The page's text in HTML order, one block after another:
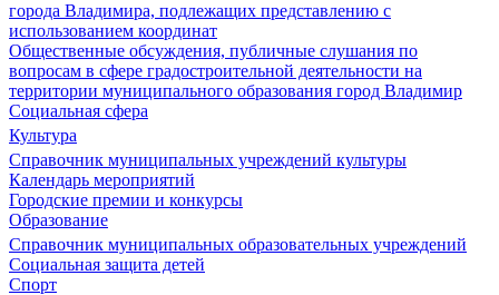
города Владимира, подлежащих представлению с
использованием координат
Общественные обсуждения, публичные слушания по
вопросам в сфере градостроительной деятельности на
территории муниципального образования город Владимир
Социальная сфера
Культура
Справочник муниципальных учреждений культуры
Календарь мероприятий
Городские премии и конкурсы
Образование
Справочник муниципальных образовательных учреждений
Социальная защита детей
Спорт